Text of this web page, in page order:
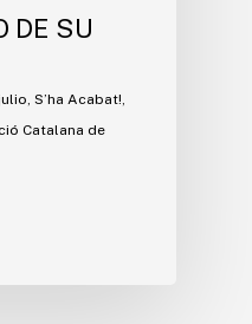
DE SU
S’ha Acabat!,
Catalana de